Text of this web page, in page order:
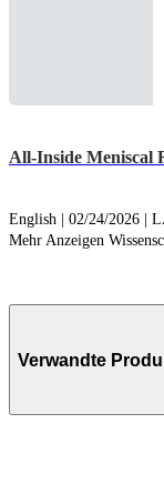
All-Inside Meniscal
English | 02/24/2026 |
Mehr Anzeigen
Verwandte